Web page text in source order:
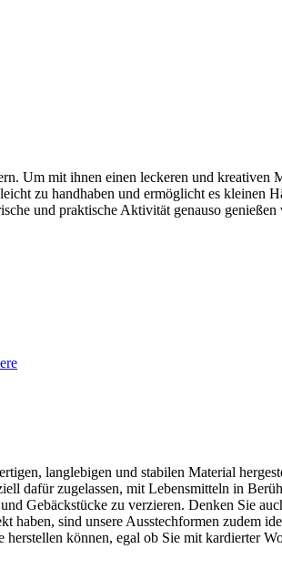
Um mit ihnen einen leckeren und kreativen
zu handhaben und ermöglicht es kleinen
und praktische Aktivität genauso
langlebigen und stabilen Material
dafür zugelassen, mit Lebensmitteln in
Gebäckstücke zu verzieren. Denken Sie
haben, sind unsere Ausstechformen zudem
können, egal ob Sie mit kardierter